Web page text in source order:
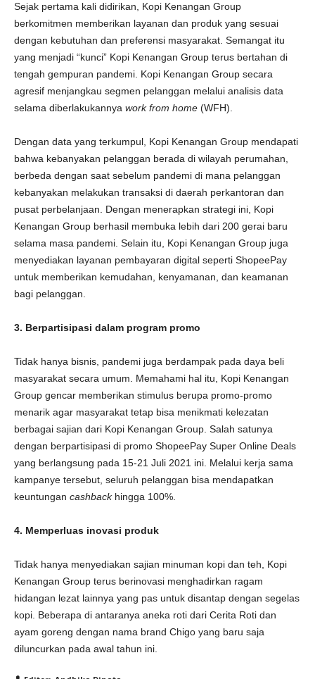
Sejak pertama kali didirikan, Kopi Kenangan Group
berkomitmen memberikan layanan dan produk yang sesuai
dengan kebutuhan dan preferensi masyarakat. Semangat itu
yang menjadi “kunci” Kopi Kenangan Group terus bertahan di
tengah gempuran pandemi. Kopi Kenangan Group secara
agresif menjangkau segmen pelanggan melalui analisis data
selama diberlakukannya work from home (WFH).
Dengan data yang terkumpul, Kopi Kenangan Group mendapati
bahwa kebanyakan pelanggan berada di wilayah perumahan,
berbeda dengan saat sebelum pandemi di mana pelanggan
kebanyakan melakukan transaksi di daerah perkantoran dan
pusat perbelanjaan. Dengan menerapkan strategi ini, Kopi
Kenangan Group berhasil membuka lebih dari 200 gerai baru
selama masa pandemi. Selain itu, Kopi Kenangan Group juga
menyediakan layanan pembayaran digital seperti ShopeePay
untuk memberikan kemudahan, kenyamanan, dan keamanan
bagi pelanggan.
3. Berpartisipasi dalam program promo
Tidak hanya bisnis, pandemi juga berdampak pada daya beli
masyarakat secara umum. Memahami hal itu, Kopi Kenangan
Group gencar memberikan stimulus berupa promo-promo
menarik agar masyarakat tetap bisa menikmati kelezatan
berbagai sajian dari Kopi Kenangan Group. Salah satunya
dengan berpartisipasi di promo ShopeePay Super Online Deals
yang berlangsung pada 15-21 Juli 2021 ini. Melalui kerja sama
kampanye tersebut, seluruh pelanggan bisa mendapatkan
keuntungan cashbackhingga 100%.
4. Memperluas inovasi produk
Tidak hanya menyediakan sajian minuman kopi dan teh, Kopi
Kenangan Group terus berinovasi menghadirkan ragam
hidangan lezat lainnya yang pas untuk disantap dengan segelas
kopi. Beberapa di antaranya aneka roti dari Cerita Roti dan
ayam goreng dengan nama brand Chigo yang baru saja
diluncurkan pada awal tahun ini.